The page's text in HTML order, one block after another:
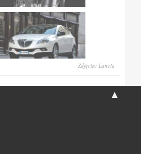
Zdjęcia: Lancia
▲